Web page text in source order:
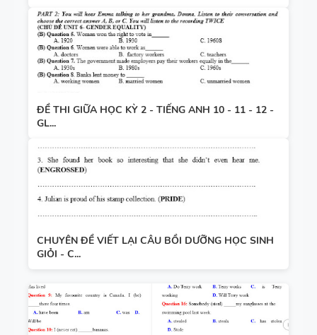
ĐỀ THI GIỮA HỌC KỲ 2 - TIẾNG ANH 10 - 11 - 12 -
GL...
CHUYÊN ĐỀ VIẾT LẠI CÂU BỒI DƯỠNG HỌC SINH
GIỎI - C...